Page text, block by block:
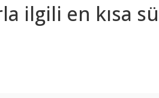
ilgili en kısa